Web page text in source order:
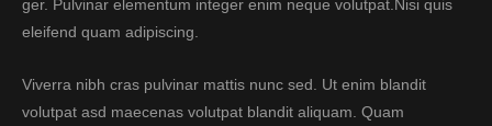
ger. Pulvinar elementum integer enim neque volutpat.Nisi quis
eleifend quam adipiscing.
Viverra nibh cras pulvinar mattis nunc sed. Ut enim blandit
volutpat asd maecenas volutpat blandit aliquam. Quam